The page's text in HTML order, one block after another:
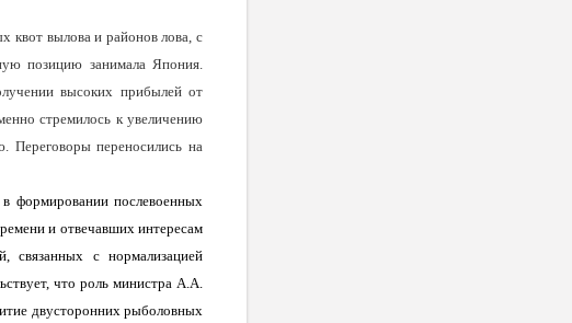
квот вылова и районов лова, с
позицию занимала Япония.
высоких прибылей от
стремилось к увеличению
Переговоры переносились на
формировании послевоенных
и отвечавших интересам
связанных с нормализацией
что роль министра А.А.
двусторонних рыболовных